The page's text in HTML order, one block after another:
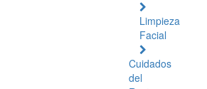
Limpieza
Facial
Cuidados
del